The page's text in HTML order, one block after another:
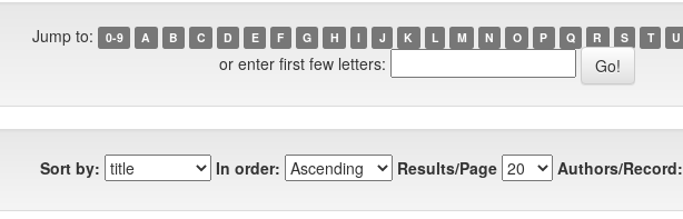
Jump to: 0-9 A B C D E F G H I J K L M N O P Q R S T U
or enter first few letters:
Sort by: In order: Results/Page Authors/Record: